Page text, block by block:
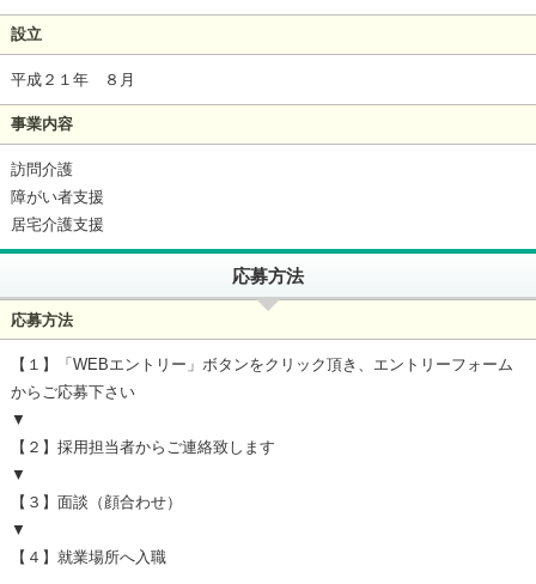
設立
平成２１年 ８月
事業内容
訪問介護
障がい者支援
居宅介護支援
応募方法
応募方法
【１】「WEBエントリー」ボタンをクリック頂き、エントリーフォーム
からご応募下さい
▼
【２】採用担当者からご連絡致します
▼
【３】面談（顔合わせ）
▼
【４】就業場所へ入職